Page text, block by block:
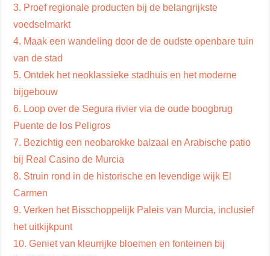
3. Proef regionale producten bij de belangrijkste
voedselmarkt
4. Maak een wandeling door de de oudste openbare tuin
van de stad
5. Ontdek het neoklassieke stadhuis en het moderne
bijgebouw
6. Loop over de Segura rivier via de oude boogbrug
Puente de los Peligros
7. Bezichtig een neobarokke balzaal en Arabische patio
bij Real Casino de Murcia
8. Struin rond in de historische en levendige wijk El
Carmen
9. Verken het Bisschoppelijk Paleis van Murcia, inclusief
het uitkijkpunt
10. Geniet van kleurrijke bloemen en fonteinen bij